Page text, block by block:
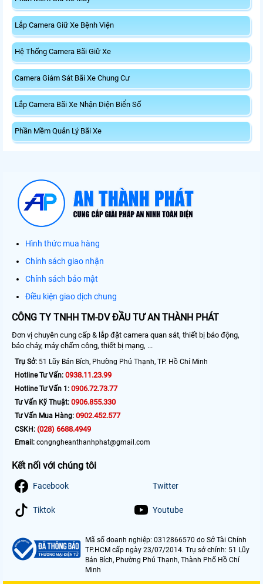
Lắp Camera Giữ Xe Bệnh Viện
Hệ Thống Camera Bãi Giữ Xe
Camera Giám Sát Bãi Xe Chung Cư
Lắp Camera Bãi Xe Nhận Diện Biển Số
Phần Mềm Quản Lý Bãi Xe
Hình thức mua hàng
Chính sách giao nhận
Chính sách bảo mật
Điều kiện giao dịch chung
CÔNG TY TNHH TM-DV ĐẦU TƯ AN THÀNH PHÁT
Đơn vị chuyên cung cấp & lắp đặt camera quan sát, thiết bị báo động,
báo cháy, máy chấm công, thiết bị mạng, ...
Trụ Sở: 51 Lũy Bán Bích, Phường Phú Thạnh, TP. Hồ Chí Minh
Hotline Tư Vấn: 0938.11.23.99
Hotline Tư Vấn 1: 0906.72.73.77
Tư Vấn Kỹ Thuật: 0906.855.330
Tư Vấn Mua Hàng: 0902.452.577
CSKH: (028) 6688.4949
Email: congngheanthanhphat@gmail.com
Kết nối với chúng tôi
Facebook Twitter
Tiktok Youtube
Mã số doanh nghiệp: 0312866570 do Sở Tài Chính
TP.HCM cấp ngày 23/07/2014. Trụ sở chính: 51 Lũy
Bán Bích, Phường Phú Thạnh, Thành Phố Hồ Chí
Minh